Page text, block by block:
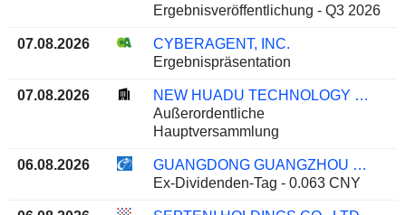
Ergebnisveröffentlichung - Q3 2026
07.08.2026
CYBERAGENT, INC.
Ergebnispräsentation
07.08.2026
NEW HUADU TECHNOLOGY CO., LTD.
Außerordentliche
Hauptversammlung
06.08.2026
GUANGDONG GUANGZHOU DAILY MEDIA CO., LTD.
Ex-Dividenden-Tag - 0.063 CNY